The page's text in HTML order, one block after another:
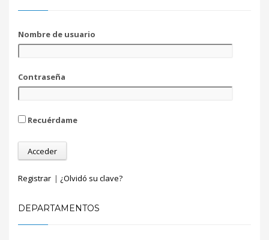
Nombre de usuario
Contraseña
Recuérdame
Registrar | ¿Olvidó su clave?
DEPARTAMENTOS